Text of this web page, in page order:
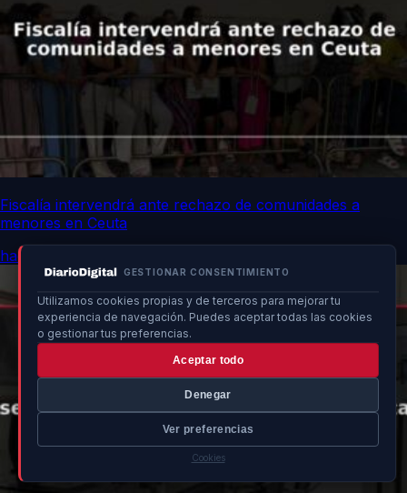
GESTIONAR CONSENTIMIENTO
Utilizamos cookies propias y de terceros para mejorar tu
experiencia de navegación. Puedes aceptar todas las cookies
o gestionar tus preferencias.
Aceptar todo
Denegar
Ver preferencias
Cookies
Fiscalía intervendrá ante rechazo de comunidades a
menores en Ceuta
hace 37 min